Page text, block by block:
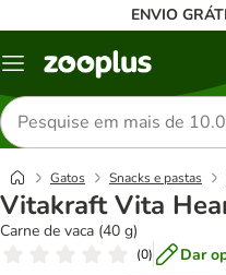
ENVIO
Menu
Pesquisar
produtos
Gatos Snacks e pastas
Vitakraft Vita
Carne de vaca (40 g)
(0) Dar